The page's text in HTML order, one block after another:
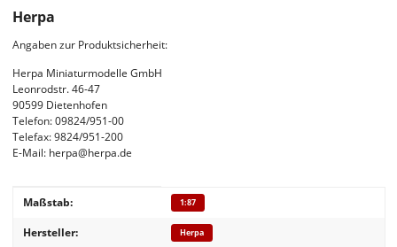
Herpa
Angaben zur Produktsicherheit:
Herpa Miniaturmodelle GmbH
Leonrodstr. 46-47
90599 Dietenhofen
Telefon: 09824/951-00
Telefax: 9824/951-200
E-Mail: herpa@herpa.de
Produkteigenschaft
Wert
Maßstab: 1:87
Hersteller: Herpa